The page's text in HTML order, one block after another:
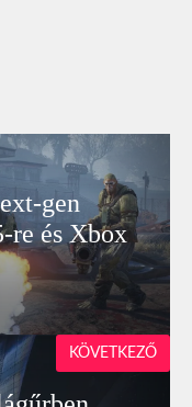
gen
re és Xbox
KÖVETKEZŐ